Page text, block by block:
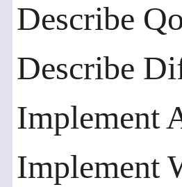
Describe
Describe
Implement
Implement